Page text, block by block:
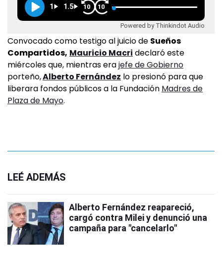
1 1.5 10 10
Powered by Thinkindot Audio
Convocado como testigo al juicio de Sueños
Compartidos, Mauricio Macri declaró este
miércoles que, mientras erajefe de Gobierno
porteño,Alberto Fernández lo presionó para que
liberara fondos públicos a la Fundación Madres de
Plaza de Mayo.
LEÉ ADEMÁS
Alberto Fernández reapareció,
cargó contra Milei y denunció una
campaña para "cancelarlo"